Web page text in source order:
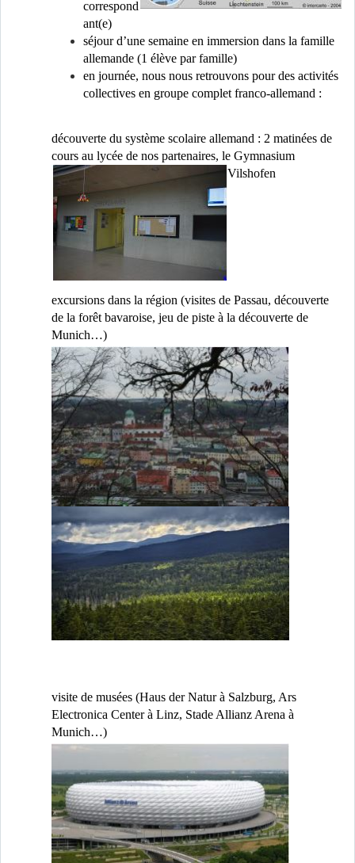
correspond
ant(e)
séjour d’une semaine en immersion dans la famille
allemande (1 élève par famille)
en journée, nous nous retrouvons pour des activités
collectives en groupe complet franco-allemand :
découverte du système scolaire allemand : 2 matinées de
cours au lycée de nos partenaires, le Gymnasium
Vilshofen
excursions dans la région (visites de Passau, découverte
de la forêt bavaroise, jeu de piste à la découverte de
Munich…)
visite de musées (Haus der Natur à Salzburg, Ars
Electronica Center à Linz, Stade Allianz Arena à
Munich…)